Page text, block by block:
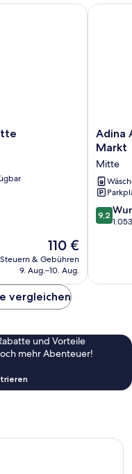
Der
Preis
beträgt
110 €
& Gebühren
9. Aug.–10. Aug.
Adina
Berlin
Markt
Mitte
Adina
Markt
Mitte
9.2
von
9,2
Adina
vergleichen
und Vorteile
mehr Abenteuer!